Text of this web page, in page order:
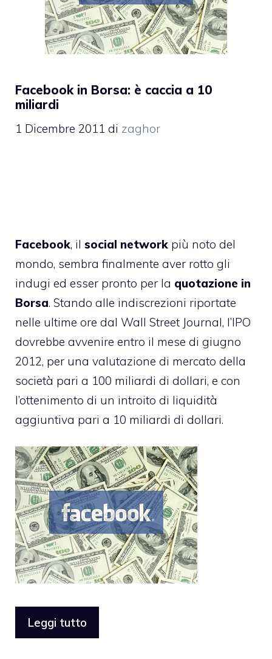
Facebook in Borsa: è caccia a 10
miliardi
1 Dicembre 2011 di zaghor
Facebook, il social network più noto del
mondo, sembra finalmente aver rotto gli
indugi ed esser pronto per la quotazione in
Borsa. Stando alle indiscrezioni riportate
nelle ultime ore dal Wall Street Journal, l’IPO
dovrebbe avvenire entro il mese di giugno
2012, per una valutazione di mercato della
società pari a 100 miliardi di dollari, e con
l’ottenimento di un introito di liquidità
aggiuntiva pari a 10 miliardi di dollari.
Leggi tutto